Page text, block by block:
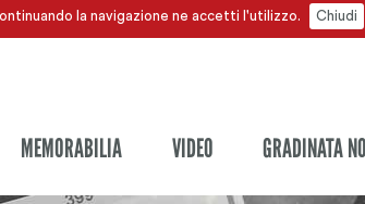
la navigazione ne accetti l'utilizzo. Chiudi
MEMORABILIA VIDEO GRADINATA